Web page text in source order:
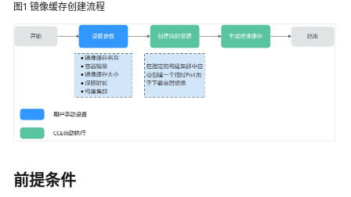
告
产
计
说
明
图1 镜像缓存创建流程
前提条件